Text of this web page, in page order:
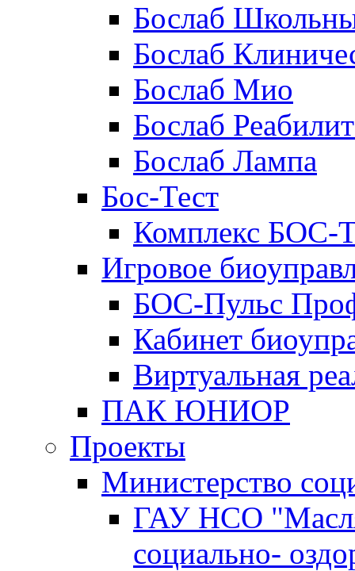
Бослаб
Бослаб
Бослаб Мио
Бослаб
Бослаб Лампа
Бос-Тест
Комплекс БОС-
Игровое
БОС-Пульс
Кабинет
Виртуальная
ПАК ЮНИОР
Проекты
Министерство
ГАУ НСО
социально-